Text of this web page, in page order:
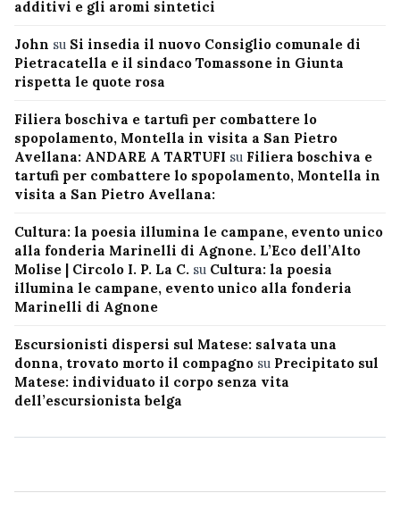
additivi e gli aromi sintetici
John su Si insedia il nuovo Consiglio comunale di
Pietracatella e il sindaco Tomassone in Giunta
rispetta le quote rosa
Filiera boschiva e tartufi per combattere lo
spopolamento, Montella in visita a San Pietro
Avellana: ANDARE A TARTUFI su Filiera boschiva e
tartufi per combattere lo spopolamento, Montella in
visita a San Pietro Avellana:
Cultura: la poesia illumina le campane, evento unico
alla fonderia Marinelli di Agnone. L’Eco dell’Alto
Molise | Circolo I. P. La C. su Cultura: la poesia
illumina le campane, evento unico alla fonderia
Marinelli di Agnone
Escursionisti dispersi sul Matese: salvata una
donna, trovato morto il compagno su Precipitato sul
Matese: individuato il corpo senza vita
dell’escursionista belga